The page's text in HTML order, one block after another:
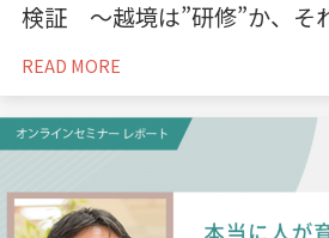
検証 〜越境は”研修”か、そ
READ MORE